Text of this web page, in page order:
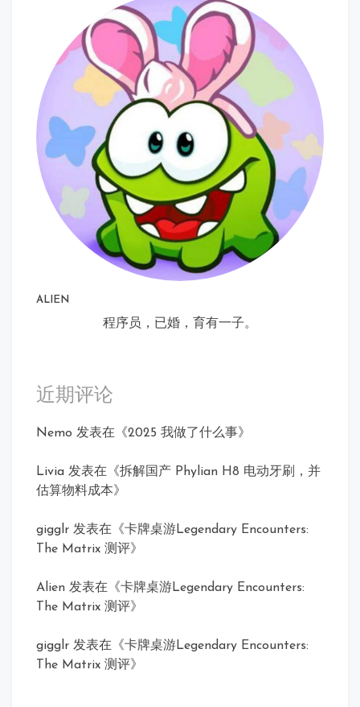
ALIEN
程序员，已婚，育有一子。
近期评论
Nemo 发表在《2025 我做了什么事》
Livia 发表在《拆解国产 Phylian H8 电动牙刷，并
估算物料成本》
gigglr 发表在《卡牌桌游Legendary Encounters:
The Matrix 测评》
Alien 发表在《卡牌桌游Legendary Encounters:
The Matrix 测评》
gigglr 发表在《卡牌桌游Legendary Encounters:
The Matrix 测评》